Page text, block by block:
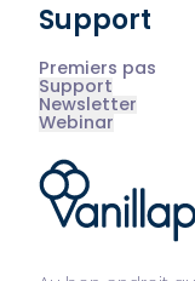
Support
Premiers pas
Support
Newsletter
Webinar